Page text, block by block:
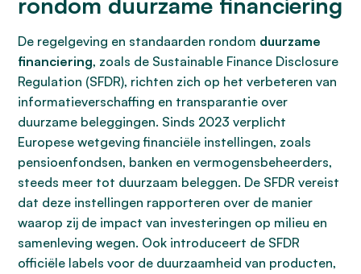
De regelgeving en standaarden rondom duurzame
financiering, zoals de Sustainable Finance Disclosure
Regulation (SFDR), richten zich op het verbeteren van
informatieverschaffing en transparantie over
duurzame beleggingen. Sinds 2023 verplicht
Europese wetgeving financiële instellingen, zoals
pensioenfondsen, banken en vermogensbeheerders,
steeds meer tot duurzaam beleggen. De SFDR vereist
dat deze instellingen rapporteren over de manier
waarop zij de impact van investeringen op milieu en
samenleving wegen. Ook introduceert de SFDR
officiële labels voor de duurzaamheid van producten,